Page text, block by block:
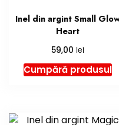
Inel din argint Small
Heart
59,00 lei
Cumpără produsul